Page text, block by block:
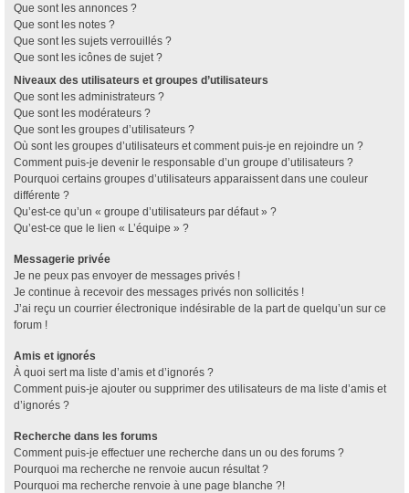
Que sont les annonces ?
Que sont les notes ?
Que sont les sujets verrouillés ?
Que sont les icônes de sujet ?
Niveaux des utilisateurs et groupes d’utilisateurs
Que sont les administrateurs ?
Que sont les modérateurs ?
Que sont les groupes d’utilisateurs ?
Où sont les groupes d’utilisateurs et comment puis-je en rejoindre un ?
Comment puis-je devenir le responsable d’un groupe d’utilisateurs ?
Pourquoi certains groupes d’utilisateurs apparaissent dans une couleur
différente ?
Qu’est-ce qu’un « groupe d’utilisateurs par défaut » ?
Qu’est-ce que le lien « L’équipe » ?
Messagerie privée
Je ne peux pas envoyer de messages privés !
Je continue à recevoir des messages privés non sollicités !
J’ai reçu un courrier électronique indésirable de la part de quelqu’un sur ce
forum !
Amis et ignorés
À quoi sert ma liste d’amis et d’ignorés ?
Comment puis-je ajouter ou supprimer des utilisateurs de ma liste d’amis et
d’ignorés ?
Recherche dans les forums
Comment puis-je effectuer une recherche dans un ou des forums ?
Pourquoi ma recherche ne renvoie aucun résultat ?
Pourquoi ma recherche renvoie à une page blanche ?!